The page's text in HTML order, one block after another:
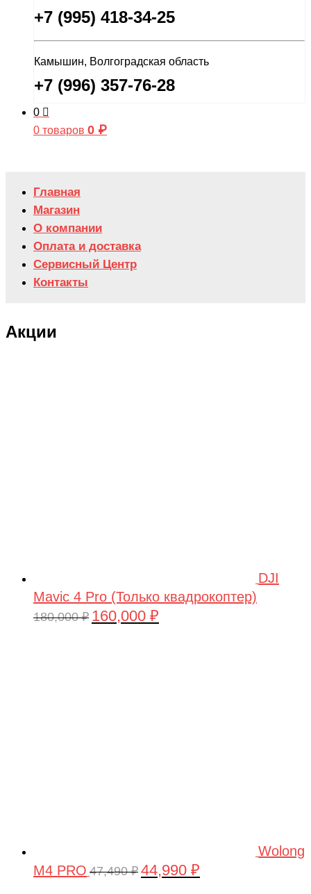
+7 (995) 418-34-25
Камышин, Волгоградская область
+7 (996) 357-76-28
0
0 товаров 0 ₽
Главная
Магазин
О компании
Оплата и доставка
Сервисный Центр
Контакты
Акции
DJI
Mavic 4 Pro (Только квадрокоптер)
180,000₽ Первоначальная
160,000 ₽
Wolong
M4 PRO 47,490₽ Первоначальная
44,990 ₽